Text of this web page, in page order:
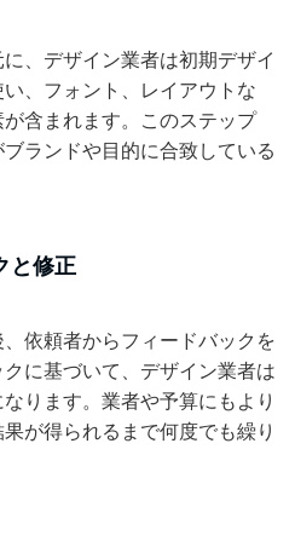
、デザイン業者は初期デザイ
、フォント、レイアウトな
含まれます。このステップ
ランドや目的に合致している
と修正
依頼者からフィードバックを
に基づいて、デザイン業者は
ります。業者や予算にもより
が得られるまで何度でも繰り